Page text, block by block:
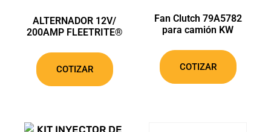
ALTERNADOR 12V/
200AMP FLEETRITE®
COTIZAR
Fan Clutch 79A5782
para camión KW
COTIZAR